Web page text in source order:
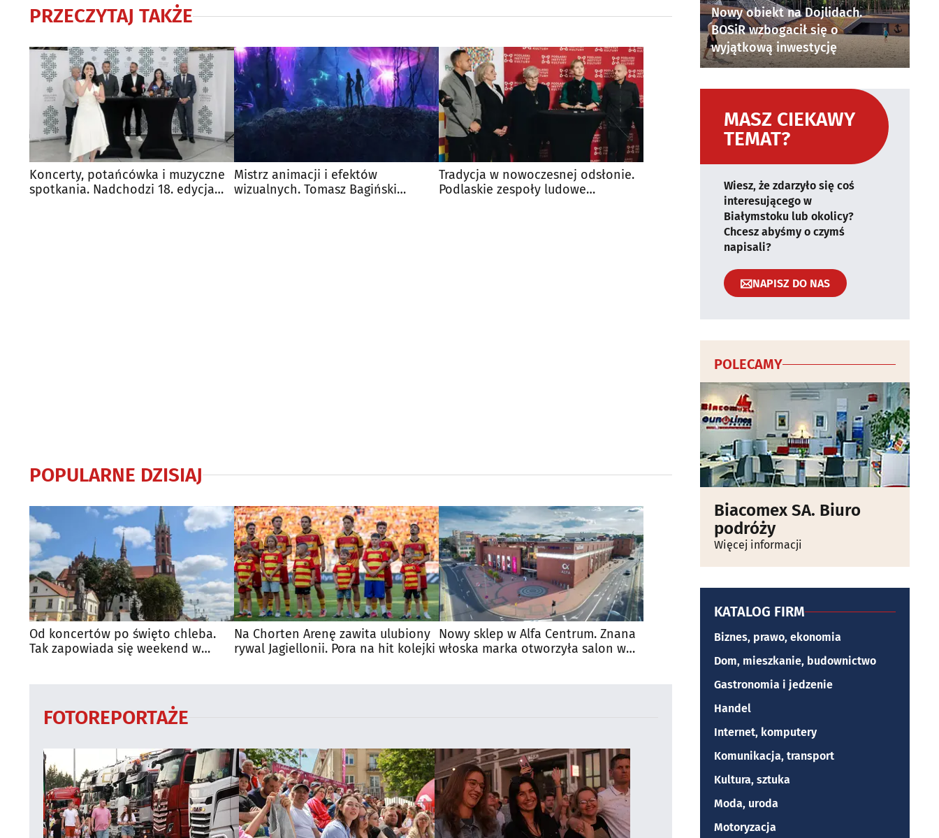
PRZECZYTAJ TAKŻE
Koncerty, potańcówka i muzyczne
spotkania. Nadchodzi 18. edycja
Mistrz animacji i efektów
wizualnych. Tomasz Bagiński
Tradycja w nowoczesnej odsłonie.
Podlaskie zespoły ludowe
POPULARNE DZISIAJ
Od koncertów po święto chleba.
Tak zapowiada się weekend w
Na Chorten Arenę zawita ulubiony
rywal Jagiellonii. Pora na hit kolejki
Nowy sklep w Alfa Centrum. Znana
włoska marka otworzyła salon w
FOTOREPORTAŻE
Nowy obiekt na Dojlidach.
BOSiR wzbogacił się o
wyjątkową inwestycję
MASZ CIEKAWY
TEMAT?
Wiesz, że zdarzyło się coś
interesującego w
Białymstoku lub okolicy?
Chcesz abyśmy o czymś
napisali?
NAPISZ DO NAS
POLECAMY
Biacomex SA. Biuro
podróży
Więcej informacji
KATALOG FIRM
Biznes, prawo, ekonomia
Dom, mieszkanie, budownictwo
Gastronomia i jedzenie
Handel
Internet, komputery
Komunikacja, transport
Kultura, sztuka
Moda, uroda
Motoryzacja